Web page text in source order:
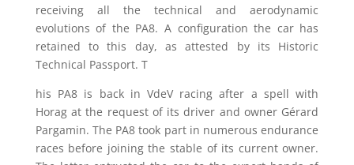
receiving all the technical and aerodynamic
evolutions of the PA8. A configuration the car has
retained to this day, as attested by its Historic
Technical Passport. T
his PA8 is back in VdeV racing after a spell with
Horag at the request of its driver and owner Gérard
Pargamin. The PA8 took part in numerous endurance
races before joining the stable of its current owner.